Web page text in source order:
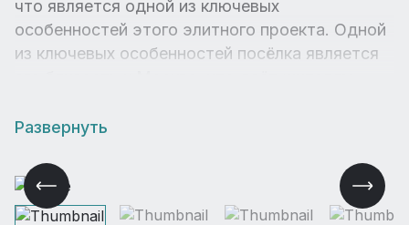
что является одной из ключевых
особенностей этого элитного проекта. Одной
из ключевых особенностей посёлка является
загородной жизни с удобствами городской
Развернуть